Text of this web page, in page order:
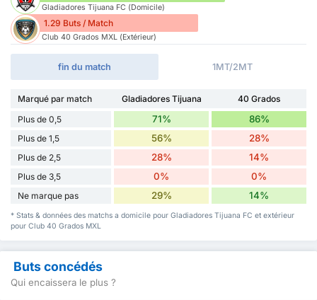
Gladiadores Tijuana FC (Domicile)
1.29 Buts / Match
Club 40 Grados MXL (Extérieur)
fin du match 1MT/2MT
Marqué par match Gladiadores Tijuana
40 Grados
Plus de 0,5
71% 86%
Plus de 1,5 56% 28%
Plus de 2,5 28% 14%
Plus de 3,5 0% 0%
Ne marque pas 29% 14%
* Stats & données des matchs a domicile pour Gladiadores Tijuana FC et extérieur
pour Club 40 Grados MXL
Buts concédés
Qui encaissera le plus ?